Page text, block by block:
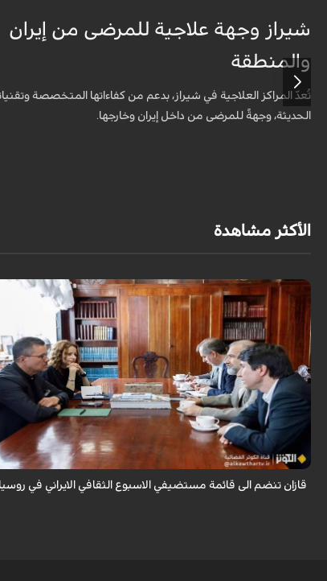
شيراز وجهة علاجية للمرضى من إيران
والمنطقة
تُعدّ المراكز العلاجية في شيراز، بدعم من كفاءاتها المتخصّصة
الحديثة، وجهةً للمرضى من داخل إيران وخارجها.
الأكثر مشاهدة
قال سفير ايران لدى روسيا كاظم جلالي انه تمت اضافة مدينة قازان مركز
تترستان الى قائمة مستضيفي الاسبوع الثقافي الايراني في روسيا موضحا
التظاهرة ...
قازان تنضم الى قائمة مستضيفي الاسبوع الثقافي الايراني في روسيا